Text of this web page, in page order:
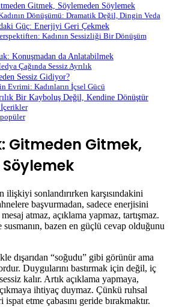
Gitmek, Söylemeden Söylemek
Dönüşümü: Dramatik Değil, Dingin Veda
Güç: Enerjiyi Geri Çekmek
Kadının Sessizliği Bir Dönüşüm
Konuşmadan da Anlatabilmek
Çağında Sessiz Ayrılık
Sessiz Gidiyor?
Evrimi: Kadınların İçsel Gücü
Bir Kayboluş Değil, Kendine Dönüştür
Gitmeden Gitmek,
ilişkiyi sonlandırırken karşısındakini
başvurmadan, sadece enerjisini
atmaz, açıklama yapmaz, tartışmaz.
bazen en güçlü cevap olduğunu
dışarıdan “soğudu” gibi görünür ama
Duygularını bastırmak için değil, iç
kalır. Artık açıklama yapmaya,
ihtiyaç duymaz. Çünkü ruhsal
etme çabasını geride bırakmaktır.